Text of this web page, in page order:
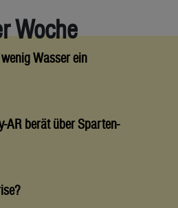
Woche
Wasser ein
AR berät über Sparten-